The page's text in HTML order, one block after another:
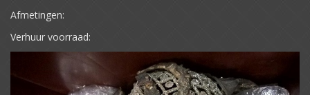
Afmetingen:
Verhuur voorraad: